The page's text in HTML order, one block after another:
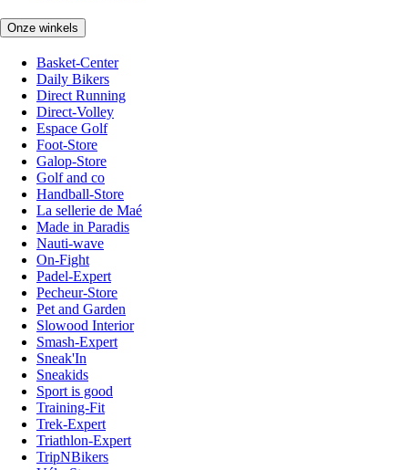
Onze winkels
Basket-Center
Daily Bikers
Direct Running
Direct-Volley
Espace Golf
Foot-Store
Galop-Store
Golf and co
Handball-Store
La sellerie de Maé
Made in Paradis
Nauti-wave
On-Fight
Padel-Expert
Pecheur-Store
Pet and Garden
Slowood Interior
Smash-Expert
Sneak'In
Sneakids
Sport is good
Training-Fit
Trek-Expert
Triathlon-Expert
TripNBikers